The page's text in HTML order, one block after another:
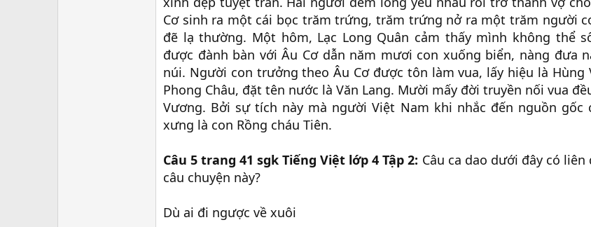
Cơ sinh ra một cái bọc trăm trứng, trăm trứng nở ra một trăm người
đẽ lạ thường. Một hôm, Lạc Long Quân cảm thấy mình không thể
được đành bàn với Âu Cơ dẫn năm mươi con xuống biển, nàng đưa
núi. Người con trưởng theo Âu Cơ được tôn làm vua, lấy hiệu là Hùng
Phong Châu, đặt tên nước là Văn Lang. Mười mấy đời truyền nối vua
Vương. Bởi sự tích này mà người Việt Nam khi nhắc đến nguồn gốc
xưng là con Rồng cháu Tiên.
Câu 5 trang 41 sgk Tiếng Việt lớp 4 Tập 2: Câu ca dao dưới đây có
câu chuyện này?
Dù ai đi ngược về xuôi